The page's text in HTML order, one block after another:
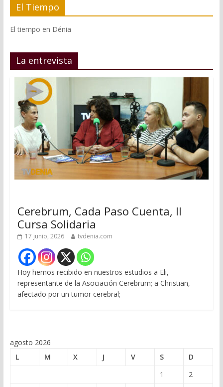
El Tiempo
El tiempo en Dénia
La entrevista
Cerebrum, Cada Paso Cuenta, II
Cursa Solidaria
17 junio, 2026 tvdenia.com
Hoy hemos recibido en nuestros estudios a Eli,
representante de la Asociación Cerebrum; a Christian,
afectado por un tumor cerebral;
agosto 2026
L
M X J V S
D
1
2